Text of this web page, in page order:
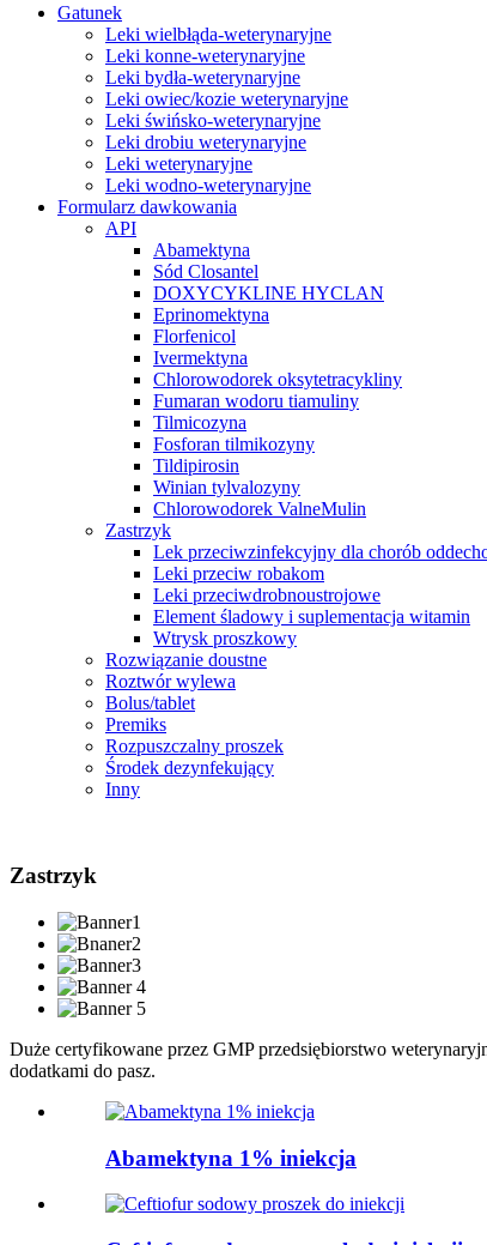
Gatunek
Leki wielbłąda-weterynaryjne
Leki konne-weterynaryjne
Leki bydła-weterynaryjne
Leki owiec/kozie weterynaryjne
Leki świńsko-weterynaryjne
Leki drobiu weterynaryjne
Leki weterynaryjne
Leki wodno-weterynaryjne
Formularz dawkowania
API
Abamektyna
Sód Closantel
DOXYCYKLINE HYCLAN
Eprinomektyna
Florfenicol
Ivermektyna
Chlorowodorek oksytetracykliny
Fumaran wodoru tiamuliny
Tilmicozyna
Fosforan tilmikozyny
Tildipirosin
Winian tylvalozyny
Chlorowodorek ValneMulin
Zastrzyk
Lek przeciwzinfekcyjny dla chorób
Leki przeciw robakom
Leki przeciwdrobnoustrojowe
Element śladowy i suplementacja witamin
Wtrysk proszkowy
Rozwiązanie doustne
Roztwór wylewa
Bolus/tablet
Premiks
Rozpuszczalny proszek
Środek dezynfekujący
Inny
Zastrzyk
Duże certyfikowane przez GMP przedsiębiorstwo
dodatkami do pasz.
Abamektyna 1% iniekcja